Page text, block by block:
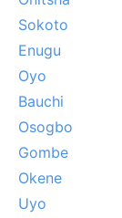
Sokoto
Enugu
Oyo
Bauchi
Osogbo
Gombe
Okene
Uyo